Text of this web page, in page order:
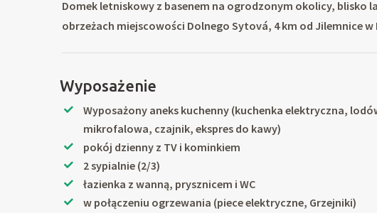
Domek letniskowy z basenem na ogrodzonym okolicy, blisko
obrzeżach miejscowości Dolnego Sytová, 4 km od Jilemnice
Wyposażenie
Wyposażony aneks kuchenny (kuchenka elektryczna,
mikrofalowa, czajnik, ekspres do kawy)
pokój dzienny z TV i kominkiem
2 sypialnie (2/3)
łazienka z wanną, prysznicem i WC
w połączeniu ogrzewania (piece elektryczne, Grzejniki)